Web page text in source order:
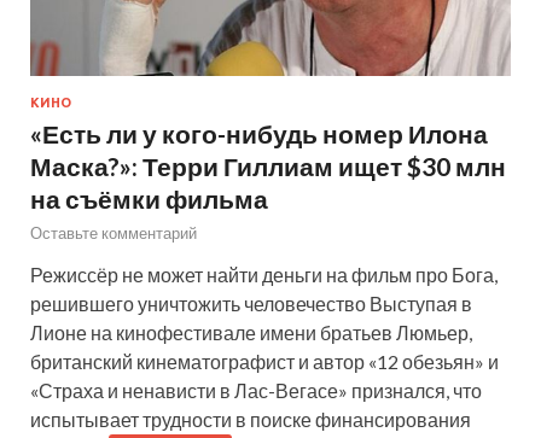
КИНО
«Есть ли у кого-нибудь номер Илона
Маска?»: Терри Гиллиам ищет $30 млн
на съёмки фильма
Оставьте комментарий
Режиссёр не может найти деньги на фильм про Бога,
решившего уничтожить человечество Выступая в
Лионе на кинофестивале имени братьев Люмьер,
британский кинематографист и автор «12 обезьян» и
«Страха и ненависти в Лас-Вегасе» признался, что
испытывает трудности в поиске финансирования